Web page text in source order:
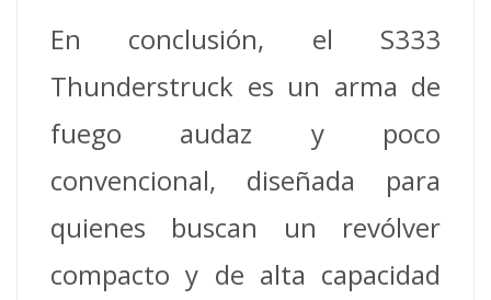
En conclusión, el S333
Thunderstruck es un arma de
fuego audaz y poco
convencional, diseñada para
quienes buscan un revólver
compacto y de alta capacidad